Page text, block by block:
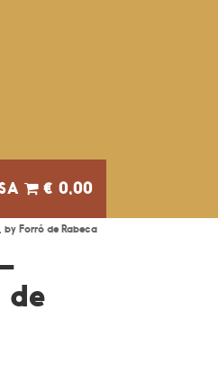
€ 0,00
Forró de Rabeca
de